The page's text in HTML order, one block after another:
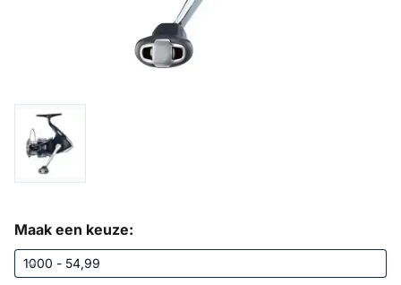
Maak een keuze: